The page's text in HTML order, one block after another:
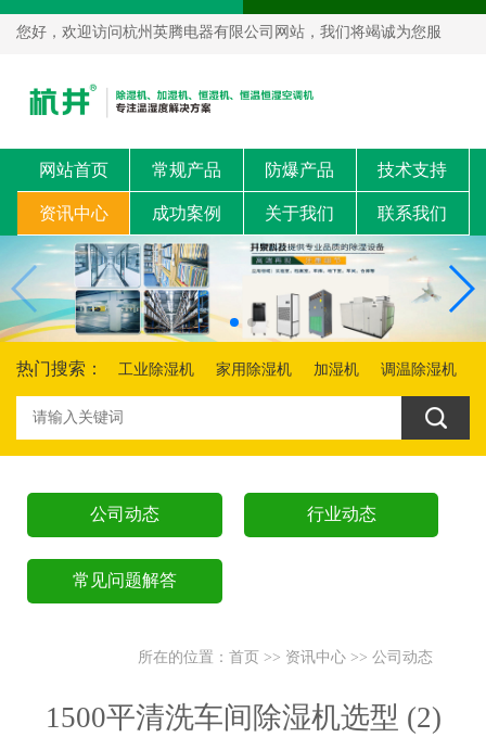
您好，欢迎访问杭州英腾电器有限公司网站，我们将竭诚为您服
务！
网站首页 常规产品 防爆产品 技术支持
资讯中心 成功案例 关于我们 联系我们
热门搜索： 工业除湿机 家用除湿机 加湿机 调温除湿机
公司动态 行业动态
常见问题解答
所在的位置： 首页 >> 资讯中心>> 公司动态
1500平清洗车间除湿机选型 (2)